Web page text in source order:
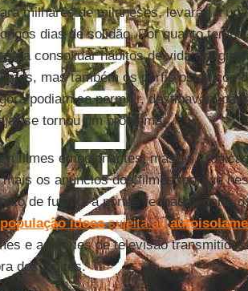
milhares de milaneses, levarão a
dias de solidão. Por quanto
consolidar hábitos de vida
mas também os perfis psíquicos
podiam se permitir, destinavam
se tornou um problema.
filmes emocionantes, mas as
os anúncios dos filmes, porque
de futebol a portas fechadas corta
população idosasujeita ao
e as séries de televisão
dos limites.